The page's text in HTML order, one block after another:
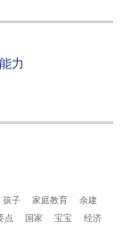
力
孩子 家庭教育
余建
点 国家 宝宝
经济